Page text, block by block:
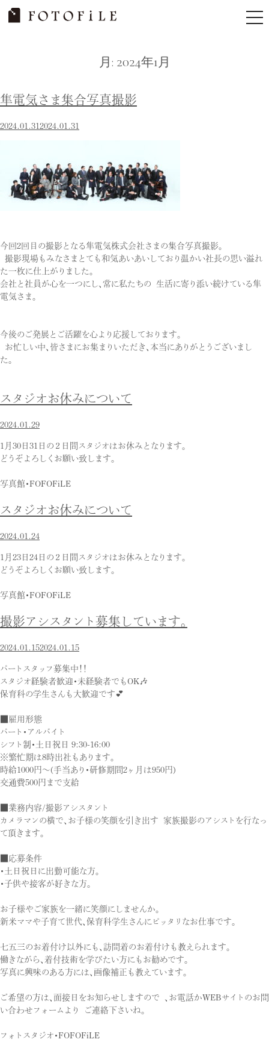
Skip
月: 2024年1月
隼電気さま集合写真撮影
2024.01.312024.01.31
今回2回目の撮影となる隼電気株式会社さまの集合写真撮影。
撮影現場もみなさまとても和気あいあいしており温かい社長の思い溢れ
た一枚に仕上がりました。
会社と社員が心を一つにし、常に私たちの 生活に寄り添い続けている隼
電気さま。
今後のご発展とご活躍を心より応援しております。
お忙しい中、皆さまにお集まりいただき、本当にありがとうございまし
た。
スタジオお休みについて
2024.01.29
1月30日31日の２日間スタジオはお休みとなります。
どうぞよろしくお願い致します。
写真館・FOFOFiLE
スタジオお休みについて
2024.01.24
1月23日24日の２日間スタジオはお休みとなります。
どうぞよろしくお願い致します。
写真館・FOFOFiLE
撮影アシスタント募集しています。
2024.01.152024.01.15
パートスタッフ募集中！！
スタジオ経験者歓迎・未経験者でもOK🎶
保育科の学生さんも大歓迎です💕
■雇用形態
パート・アルバイト
シフト制・土日祝日 9:30-16:00
※繁忙期は8時出社もあります。
時給1000円〜(手当あり・研修期間2ヶ月は950円)
交通費500円まで支給
■業務内容/撮影アシスタント
カメラマンの横で、お子様の笑顔を引き出す 家族撮影のアシストを行なっ
て頂きます。
■応募条件
・土日祝日に出勤可能な方。
・子供や接客が好きな方。
お子様やご家族を一緒に笑顔にしませんか。
新米ママや子育て世代、保育科学生さんにピッタリなお仕事です。
七五三のお着付け以外にも、訪問着のお着付けも教えられます。
働きながら、着付技術を学びたい方にもお勧めです。
写真に興味のある方には、画像補正も教えています。
ご希望の方は、面接日をお知らせしますので 、お電話かWEBサイトのお問
い合わせフォームより ご連絡下さいね。
フォトスタジオ・FOFOFiLE